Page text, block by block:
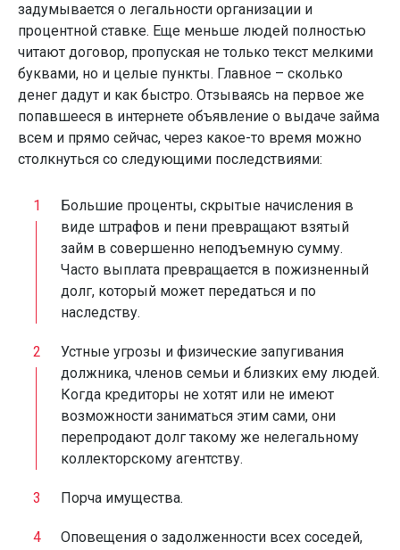
задумывается о легальности организации и
процентной ставке. Еще меньше людей полностью
читают договор, пропуская не только текст мелкими
буквами, но и целые пункты. Главное – сколько
денег дадут и как быстро. Отзываясь на первое же
попавшееся в интернете объявление о выдаче займа
всем и прямо сейчас, через какое-то время можно
столкнуться со следующими последствиями:
Большие проценты, скрытые начисления в
виде штрафов и пени превращают взятый
займ в совершенно неподъемную сумму.
Часто выплата превращается в пожизненный
долг, который может передаться и по
наследству.
Устные угрозы и физические запугивания
должника, членов семьи и близких ему людей.
Когда кредиторы не хотят или не имеют
возможности заниматься этим сами, они
перепродают долг такому же нелегальному
коллекторскому агентству.
Порча имущества.
Оповещения о задолженности всех соседей,